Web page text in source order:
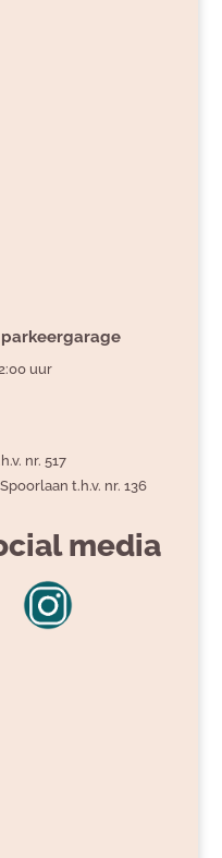
uur
nr. 517
t.h.v. nr. 136
media